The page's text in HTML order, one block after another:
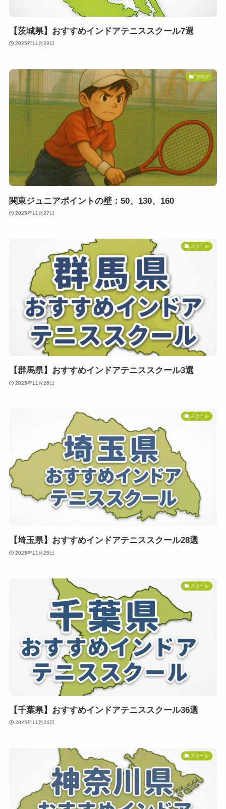
【茨城県】おすすめインドアテニススクール7選
2025年11月28日
ブログ
関東ジュニアポイントの壁：50、130、160
2025年11月27日
スクール
【群馬県】おすすめインドアテニススクール3選
2025年11月26日
スクール
【埼玉県】おすすめインドアテニススクール28選
2025年11月25日
スクール
【千葉県】おすすめインドアテニススクール36選
2025年11月24日
スクール